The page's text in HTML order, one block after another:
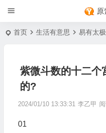
首页 生活有意思 易有太极
紫微斗数的十二个
的?
2024/01/10 13:33:31 李乙甲
01